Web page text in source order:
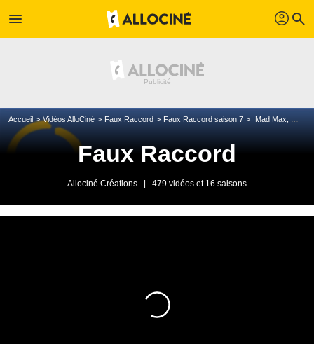
menu profil search
Accueil Vidéos AlloCiné Faux Raccord Faux Raccord saison 7 Mad Max, Divergente 2, Les 4 Fantastiques... Les meilleures gaffes 2015 (partie 2)
Faux Raccord
Allociné Créations 479 vidéos et 16 saisons